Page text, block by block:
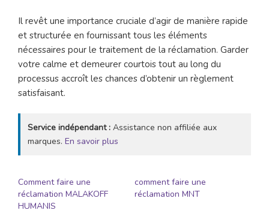
Il revêt une importance cruciale d’agir de manière rapide
et structurée en fournissant tous les éléments
nécessaires pour le traitement de la réclamation. Garder
votre calme et demeurer courtois tout au long du
processus accroît les chances d’obtenir un règlement
satisfaisant.
Service indépendant : Assistance non affiliée aux
marques. En savoir plus
Comment faire une
réclamation MALAKOFF
HUMANIS
comment faire une
réclamation MNT